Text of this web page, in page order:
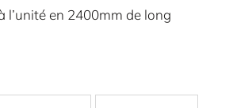
l’unité en 2400mm de long